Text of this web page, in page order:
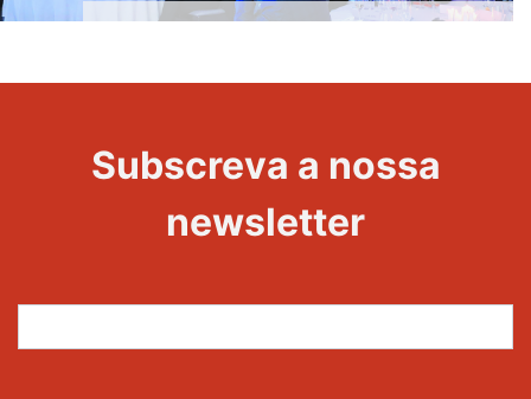
Evento
Maravilhas
Subscreva a nossa
newsletter